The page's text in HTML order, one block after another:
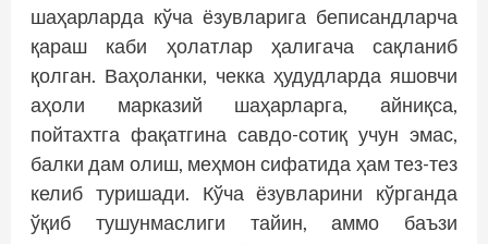
шаҳарларда кўча ёзувларига беписандларча
қараш каби ҳолатлар ҳалигача сақланиб
қолган. Ваҳоланки, чекка ҳудудларда яшовчи
аҳоли марказий шаҳарларга, айниқса,
пойтахтга фақатгина савдо-сотиқ учун эмас,
балки дам олиш, меҳмон сифатида ҳам тез-тез
келиб туришади. Кўча ёзувларини кўрганда
ўқиб тушунмаслиги тайин, аммо баъзи